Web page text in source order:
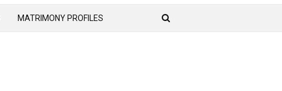
MATRIMONY PROFILES